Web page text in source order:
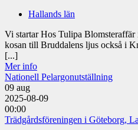
Hallands län
Vi startar Hos Tulipa
kosan till Bruddalens ljus också i
[...]
Mer info
Nationell Pelargonutställning
09 aug
2025-08-09
00:00
Trädgårdsföreningen i Göteborg,